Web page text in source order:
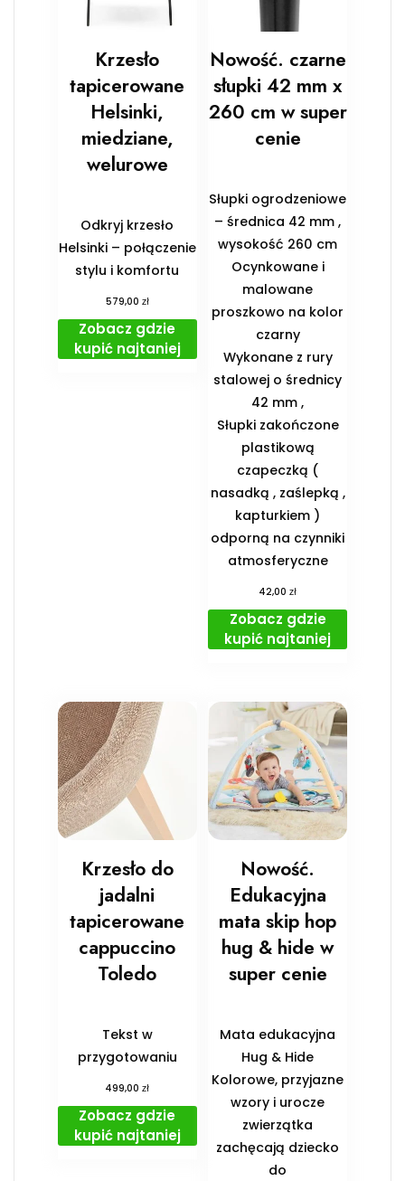
Krzesło
tapicerowane
Helsinki,
miedziane,
welurowe
Odkryj krzesło
Helsinki – połączenie
stylu i komfortu
579,00 zł
Zobacz gdzie
kupić najtaniej
Nowość. czarne
słupki 42 mm x
260 cm w super
cenie
Słupki ogrodzeniowe
– średnica 42 mm ,
wysokość 260 cm
Ocynkowane i
malowane
proszkowo na kolor
czarny
Wykonane z rury
stalowej o średnicy
42 mm ,
Słupki zakończone
plastikową
czapeczką (
nasadką , zaślepką ,
kapturkiem )
odporną na czynniki
atmosferyczne
42,00zł
Zobacz gdzie
kupić najtaniej
Krzesło do
jadalni
tapicerowane
cappuccino
Toledo
Tekst w
przygotowaniu
499,00zł
Zobacz gdzie
kupić najtaniej
Nowość.
Edukacyjna
mata skip hop
hug & hide w
super cenie
Mata edukacyjna
Hug & Hide
Kolorowe, przyjazne
wzory i urocze
zwierzątka
zachęcają dziecko
do